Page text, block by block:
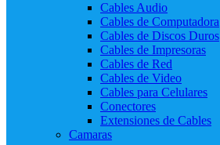
Cables Audio
Cables de Computadora
Cables de Discos Duros
Cables de Impresoras
Cables de Red
Cables de Video
Cables para Celulares
Conectores
Extensiones de Cables
Camaras